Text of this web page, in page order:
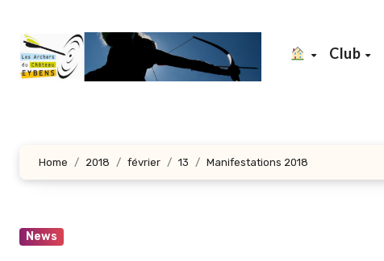
contenu
principal
Club
Home 2018 février 13 Manifestations 2018
News